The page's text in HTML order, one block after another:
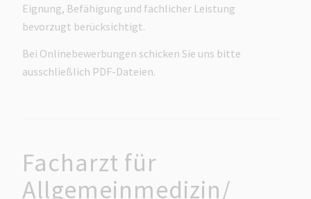
Eignung, Befähigung und fachlicher Leistung
bevorzugt berücksichtigt.
Bei Onlinebewerbungen schicken Sie uns bitte
ausschließlich PDF-Dateien.
Facharzt für
Allgemeinmedizin/